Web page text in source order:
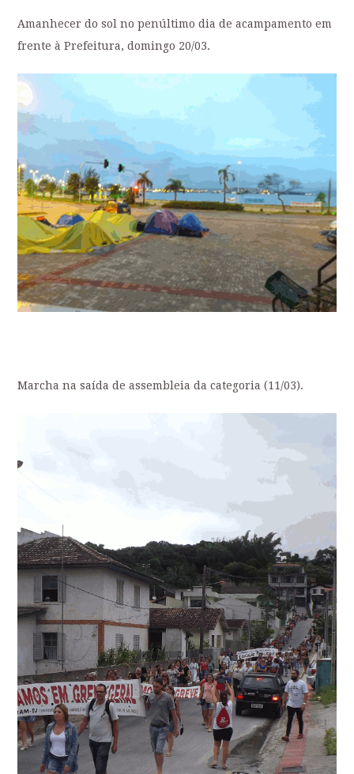
Amanhecer do sol no penúltimo dia de acampamento em
frente à Prefeitura, domingo 20/03.
Marcha na saída de assembleia da categoria (11/03).